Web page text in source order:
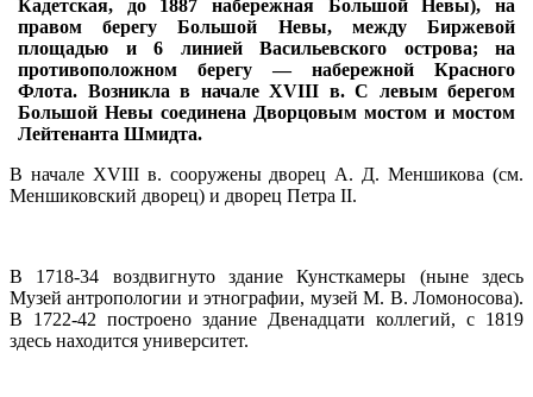
Кадетская, до 1887 набережная Большой Невы), на
правом берегу Большой Невы, между Биржевой
площадью и 6 линией Васильевского острова; на
противоположном берегу — набережной Красного
Флота. Возникла в начале XVIII в. С левым берегом
Большой Невы соединена Дворцовым мостом и мостом
Лейтенанта Шмидта.
В начале XVIII в. сооружены дворец А. Д. Меншикова (см.
Меншиковский дворец) и дворец Петра II.
В 1718-34 воздвигнуто здание Кунсткамеры (ныне здесь
Музей антропологии и этнографии, музей М. В. Ломоносова).
В 1722-42 построено здание Двенадцати коллегий, с 1819
здесь находится университет.